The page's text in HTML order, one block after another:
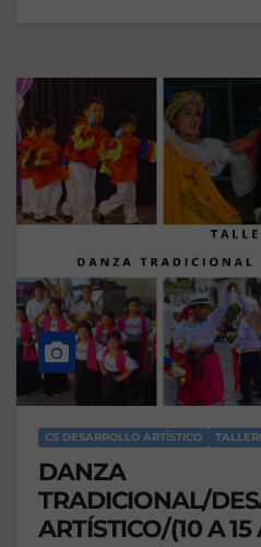
CS DESARROLLO ARTÍSTICO
DANZA
TRADICIONAL/
ARTÍSTICO/(10 A 15